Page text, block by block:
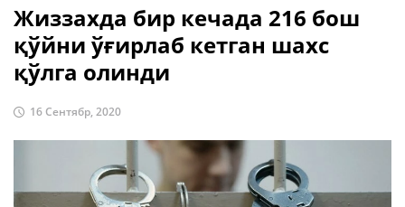
Жиззахда бир кечада 216 бош
қўйни ўғирлаб кетган шахс
қўлга олинди
16 Сентябр, 2020